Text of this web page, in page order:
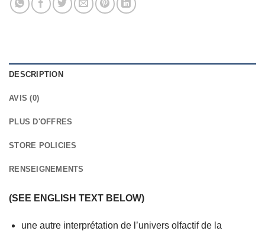
DESCRIPTION
AVIS (0)
PLUS D'OFFRES
STORE POLICIES
RENSEIGNEMENTS
(SEE ENGLISH TEXT BELOW)
une autre interprétation de l’univers olfactif de la